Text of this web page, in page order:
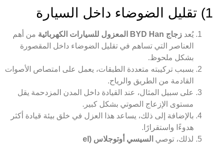
1) تقليل الضوضاء داخل السيارة
يُعد زجاج BYD Han المعزول للسيارات الكهربائية
من أهم
العناصر التي تساهم في تقليل الضوضاء داخل المقصورة
بشكل ملحوظ.
بسبب تركيبته متعددة الطبقات، يعمل على امتصاص الأصوات
القادمة من الطريق والرياح.
على سبيل المثال، عند القيادة داخل المدن المزدحمة يقل
مستوى الإزعاج الصوتي بشكل كبير.
بالإضافة إلى ذلك، يساعد هذا العزل في خلق بيئة قيادة أكثر
هدوءًا واستقرارًا.
لذلك، توصي
السيسي أوتوجلاس (el